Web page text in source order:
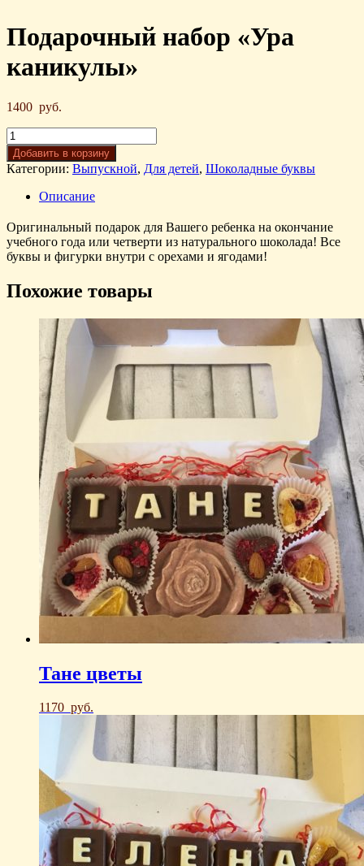
Подарочный набор «Ура
каникулы»
1400 руб.
Добавить в корзину
Категории: Выпускной, Для детей, Шоколадные буквы
Описание
Оригинальный подарок для Вашего ребенка на окончание
учебного года или четверти из натурального шоколада! Все
буквы и фигурки внутри с орехами и ягодами!
Похожие товары
Тане цветы
1170 руб.